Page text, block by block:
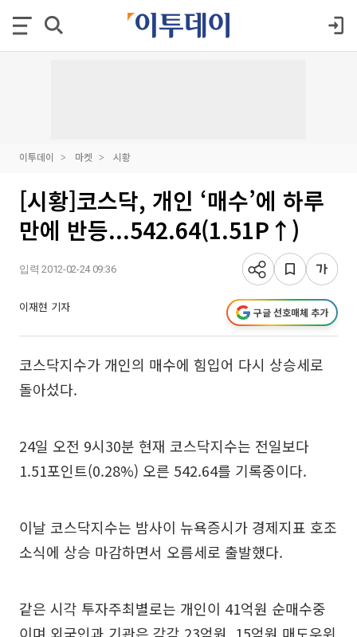
이투데이 마켓 시황
[시황]코스닥, 개인 ‘매수’에 하루
만에 반등...542.64(1.51P↑)
입력 2012-02-24 09:36
이재현 기자 구글 선호매체 추가
코스닥지수가 개인의 매수에 힘입어 다시 상승세로
돌아섰다.
24일 오전 9시30분 현재 코스닥지수는 전일보다
1.51포인트(0.28%) 오른 542.64를 기록중이다.
이날 코스닥지수는 밤사이 뉴욕증시가 경제지표 호조
소식에 상승 마감하면서 오름세로 출발했다.
같은 시각 투자주최별로는 개인이 41억원 순매수중